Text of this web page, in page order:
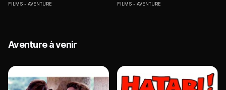
FILMS AVENTURE FILMS AVENTURE
Aventure à venir